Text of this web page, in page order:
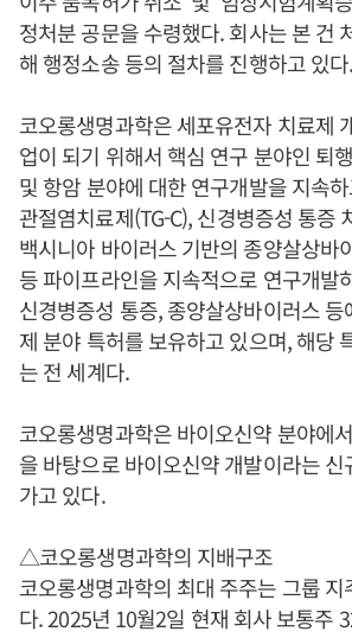
정처분 공문을 수령했다. 회사는 본 건
해 행정소송 등의 절차를 진행하고 있다.
코오롱생명과학은 세포유전자 치료제
업이 되기 위해서 핵심 연구 분야인 퇴
및 항암 분야에 대한 연구개발을 지속
관절염치료제(TG-C), 신경병증성 통증
백시니아 바이러스 기반의 종양살상바
등 파이프라인을 지속적으로 연구개발
신경병증성 통증, 종양살상바이러스
제 분야 특허를 보유하고 있으며, 해당
는 전 세계다.
코오롱생명과학은 바이오신약 분야에
을 바탕으로 바이오신약 개발이라는
가고 있다.
△코오롱생명과학의 지배구조
코오롱생명과학의 최대 주주는 그룹
다. 2025년 10월2일 현재 회사 보통주